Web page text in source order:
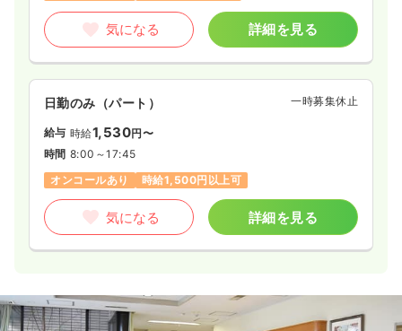
気になる 詳細を見る
日勤のみ（パート） 一時募集休止
給与 時給1,530円〜
時間 8:00～17:45
オンコールあり
時給1,500円以上可
気になる 詳細を見る